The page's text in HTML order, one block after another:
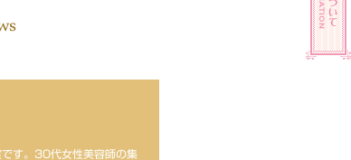
です。30代女性美容師の集